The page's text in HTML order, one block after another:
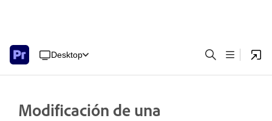
Desktop
Modificación de una